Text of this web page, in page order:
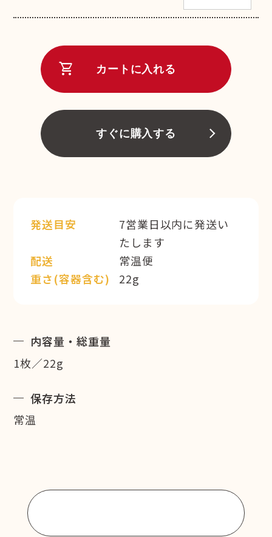
shopping_cart カートに入れる
すぐに購入する
発送目安
7営業日以内に発送い
たします
配送
常温便
重さ(容器含む)
22g
内容量・総重量
1枚／22g
保存方法
常温